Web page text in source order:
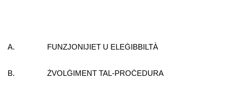
A. FUNZJONIJIET U ELEĠIBBILTÀ
B. ŻVOLĠIMENT TAL-PROĊEDURA